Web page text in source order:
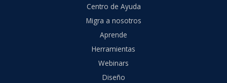
Centro de Ayuda
Migra a nosotros
Aprende
Herramientas
Webinars
Diseño